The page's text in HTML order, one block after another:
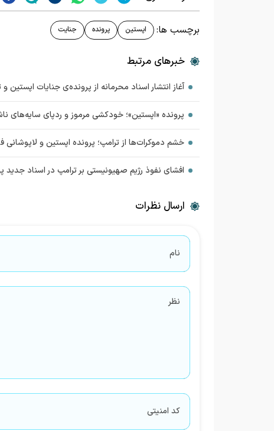
برچسب ها: اپستین پرونده جنایت
خبرهای مرتبط
آغاز انتشار اسناد محرمانه‌ از پرونده‌ی جنایات اپستین
پرونده «اپستین»؛ خودکشی مرموز و ردپای سایه‌های
خشم دموکرات‌ها از ترامپ؛ پرونده اپستین و
افشای نفوذ رژیم صهیونیستی بر ترامپ در اسناد جدید
ارسال نظرات